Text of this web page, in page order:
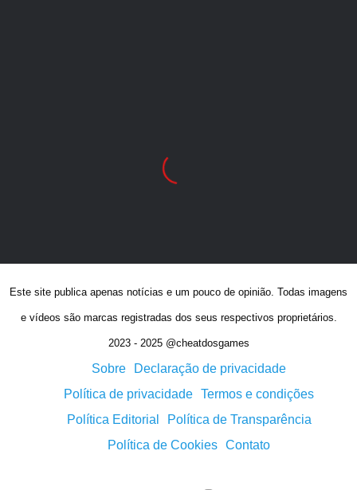
Este site publica apenas notícias e um pouco de opinião. Todas imagens
e vídeos são marcas registradas dos seus respectivos proprietários.
2023 - 2025 @cheatdosgames
Sobre
Declaração de privacidade
Política de privacidade Termos e condições
Política Editorial
Política de Transparência
Política de Cookies Contato